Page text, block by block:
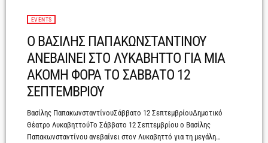
EVENTS
Ο ΒΑΣΙΛΗΣ ΠΑΠΑΚΩΝΣΤΑΝΤΙΝΟΥ
ΑΝΕΒΑΙΝΕΙ ΣΤΟ ΛΥΚΑΒΗΤΤΟ ΓΙΑ ΜΙΑ
ΑΚΟΜΗ ΦΟΡΑ ΤΟ ΣΑΒΒΑΤΟ 12
ΣΕΠΤΕΜΒΡΙΟΥ
Βασίλης ΠαπακωνσταντίνουΣάββατο 12 ΣεπτεμβρίουΔημοτικό
Θέατρο ΛυκαβηττούΤο Σάββατο 12 Σεπτεμβρίου ο Βασίλης
Παπακωνσταντίνου ανεβαίνει στον Λυκαβηττό για τη μεγάλη